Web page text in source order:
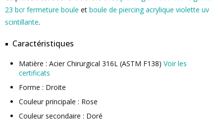
23 bcr fermeture boule et boule de piercing acrylique violette uv
scintillante.
Caractéristiques
Matière : Acier Chirurgical 316L (ASTM F138) Voir les
certificats
Forme : Droite
Couleur principale : Rose
Couleur secondaire : Doré